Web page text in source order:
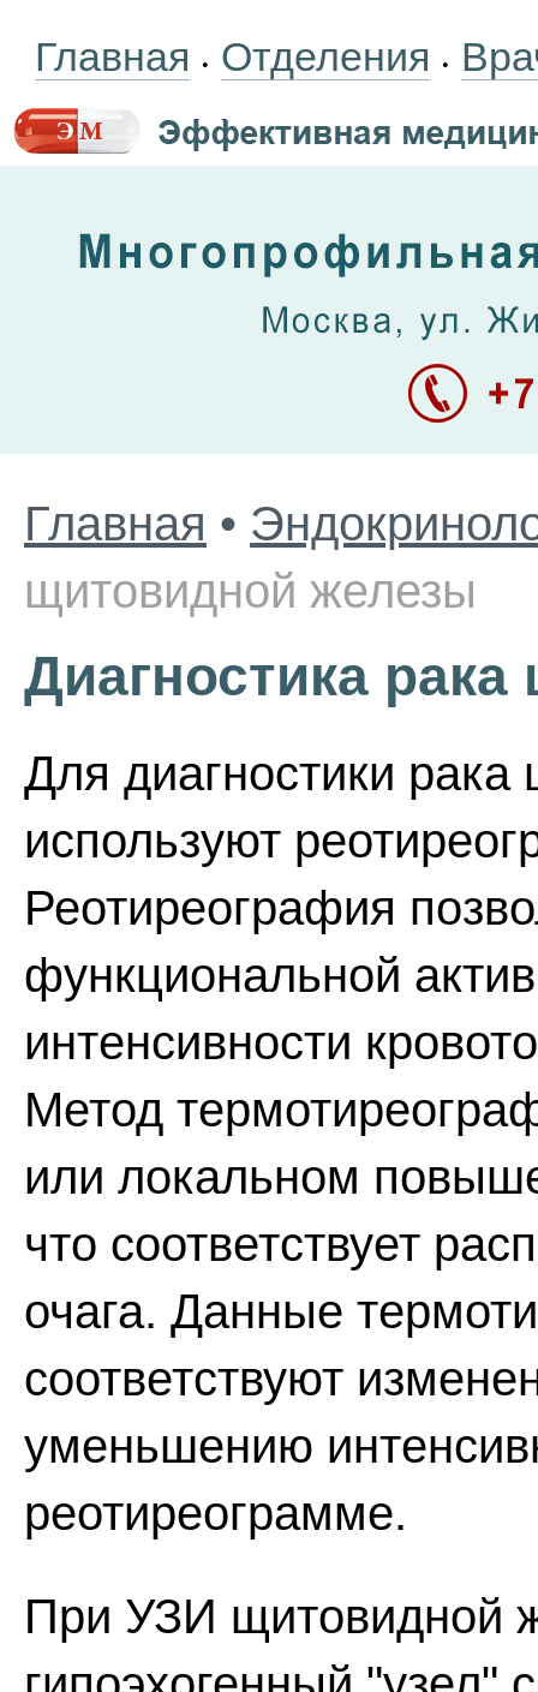
Главная • Отделения •
Главная •
щитовидной железы
Диагностика
Для диагностики
используют
Реотиреография
функциональной
интенсивности
Метод
или локальном
что соответствует
очага. Данные
соответствуют
уменьшению
реотиреограмме.
При УЗИ щитовидной